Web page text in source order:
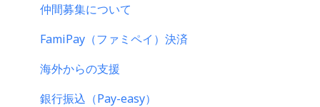
仲間募集について
FamiPay（ファミペイ）決済
海外からの支援
銀行振込（Pay-easy）